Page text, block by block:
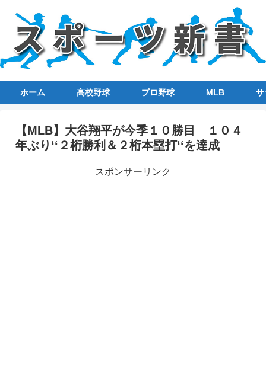
ホーム 高校野球 プロ野球 MLB サ
【MLB】大谷翔平が今季１０勝目 １０４
年ぶり‘‘２桁勝利＆２桁本塁打‘‘を達成
スポンサーリンク